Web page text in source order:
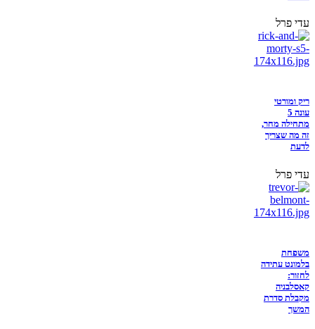
עדי פרל
ריק ומורטי
עונה 5
מתחילה מחר,
זה מה שצריך
לדעת
עדי פרל
משפחת
בלמונט עתידה
לחזור:
קאסלבניה
מקבלת סדרת
המשך